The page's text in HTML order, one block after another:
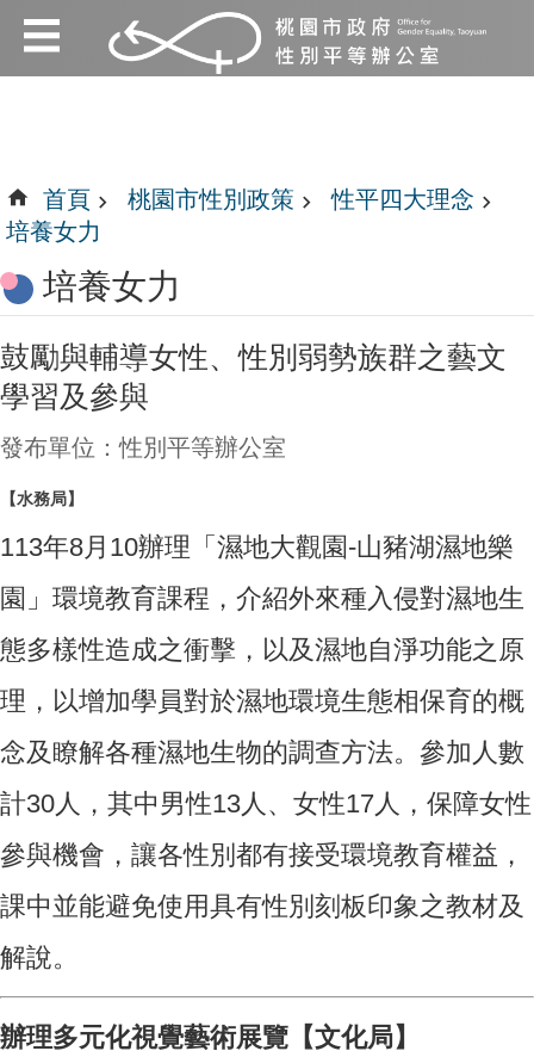
跳到主要內容區塊
:::
:::
首頁 桃園市性別政策
性平四大理念
培養女力
培養女力
鼓勵與輔導女性、性別弱勢族群之藝文
學習及參與
發布單位：性別平等辦公室
【水務局】
113年8月10辦理「濕地大觀園-山豬湖濕地樂
園」環境教育課程，介紹外來種入侵對濕地生
態多樣性造成之衝擊，以及濕地自淨功能之原
理，以增加學員對於濕地環境生態相保育的概
念及瞭解各種濕地生物的調查方法。參加人數
計30人，其中男性13人、女性17人，保障女性
參與機會，讓各性別都有接受環境教育權益，
課中並能避免使用具有性別刻板印象之教材及
解說。
辦理多元化視覺藝術展覽【文化局】